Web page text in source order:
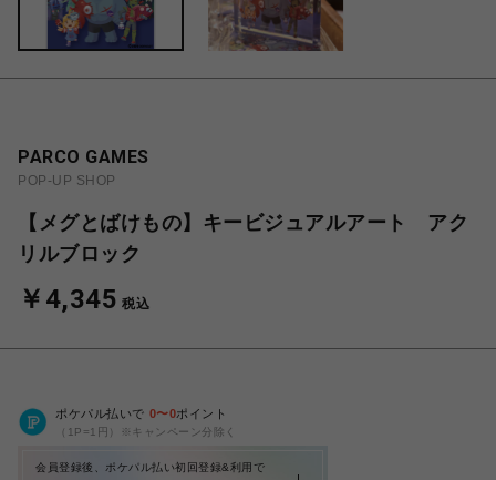
PARCO GAMES
POP-UP SHOP
【メグとばけもの】キービジュアルアート アク
リルブロック
￥4,345 税込
ポケパル払いで 0〜0ポイント
（1P=1円）※キャンペーン分除く
会員登録後、ポケパル払い初回登録&利用で